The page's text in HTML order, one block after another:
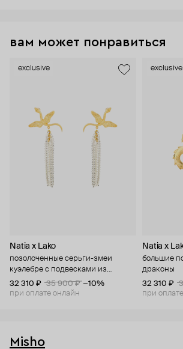
вам может понравиться
exclusive
Natia x Lako
позолоченные серьги-змеи
куэлебре с подвесками из
кристаллов
32 310 ₽ 35 900 ₽ −10%
при оплате онлайн
exclusive
Natia x
большие
драконы
32 310 ₽
при
Misho